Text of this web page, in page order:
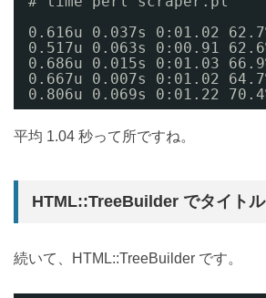
0.616u 0.037s 0:01.02
0.517u 0.063s 0:00.91
0.686u 0.015s 0:01.03
0.667u 0.007s 0:01.02
0.806u 0.069s 0:01.22
平均 1.04 秒って所ですね。
HTML::TreeBuilder でタイト
続いて、HTML::TreeBuilder です。